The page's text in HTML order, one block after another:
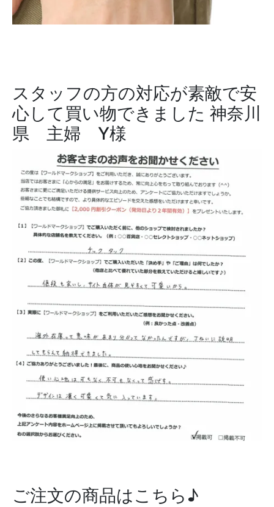
スタッフの方の対応が素敵で安
心して買い物できました 神奈川
県 主婦 Y様
ご注文の商品はこちら♪